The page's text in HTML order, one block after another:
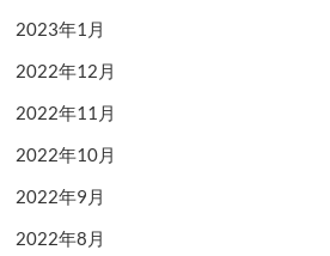
2023年1月
2022年12月
2022年11月
2022年10月
2022年9月
2022年8月